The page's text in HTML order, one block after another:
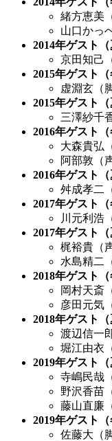
緒方恵美
山口かっ
2014年ゲスト（
京田知己
2015年ゲスト（
虚淵玄（
2015年ゲスト（
三澤紗千
2016年ゲスト
大森貴弘
阿部敦（
2016年ゲスト（
舛成孝二
2017年ゲスト
川元利浩
2017年ゲスト（
梶裕貴（
水島精二
2018年ゲスト
岡村天斎
彦田元気
2018年ゲスト（
渡辺信一
堀江由衣
2019年ゲスト
寺嶋民哉
野沢香苗
藤山直廉
2019年ゲスト
佐藤大（